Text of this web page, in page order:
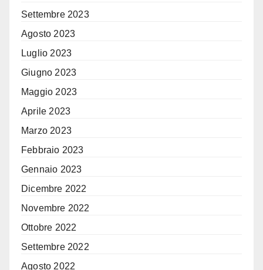
Settembre 2023
Agosto 2023
Luglio 2023
Giugno 2023
Maggio 2023
Aprile 2023
Marzo 2023
Febbraio 2023
Gennaio 2023
Dicembre 2022
Novembre 2022
Ottobre 2022
Settembre 2022
Agosto 2022